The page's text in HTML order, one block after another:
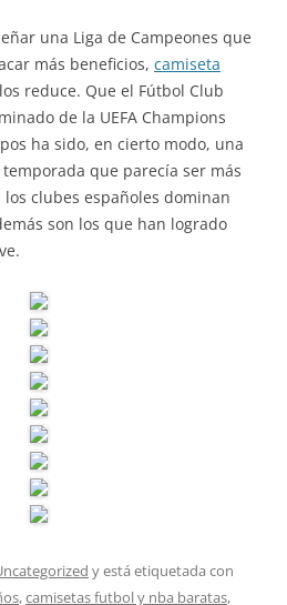
una Liga de Campeones que
más beneficios, camiseta
reduce. Que el Fútbol Club
de la UEFA Champions
ha sido, en cierto modo, una
que parecía ser más
clubes españoles dominan
son los que han logrado
y está etiquetada con
,camisetas futbol y nba baratas,